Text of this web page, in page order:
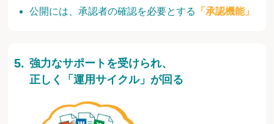
公開には、承認者の確認を必要とする
「承認機能」
強力なサポートを受けられ、
正しく「運用サイクル」が回る